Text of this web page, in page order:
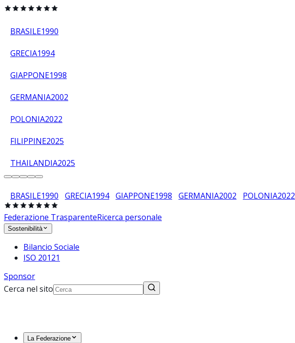
BRASILE1990
GRECIA1994
GIAPPONE1998
GERMANIA2002
POLONIA2022
FILIPPINE2025
THAILANDIA2025
BRASILE1990 GRECIA1994 GIAPPONE1998 GERMANIA2002 POLONIA2022
Federazione TrasparenteRicerca personale
Sostenibilità
Bilancio Sociale
ISO 20121
Sponsor
Cerca nel sito
La Federazione